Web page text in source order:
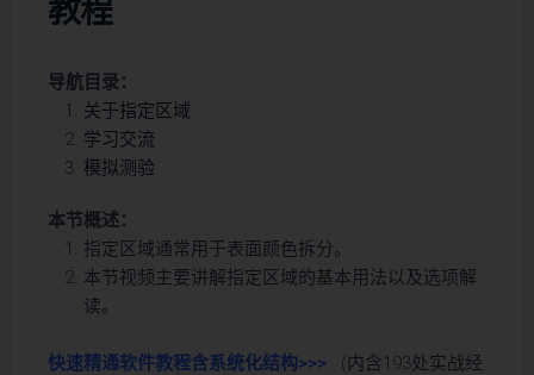
教程
导航目录：
关于指定区域
学习交流
模拟测验
本节概述：
指定区域通常用于表面颜色拆分。
本节视频主要讲解指定区域的基本用法以及选项解
读。
快速精通软件教程含系统化结构>>> (内含193处实战经